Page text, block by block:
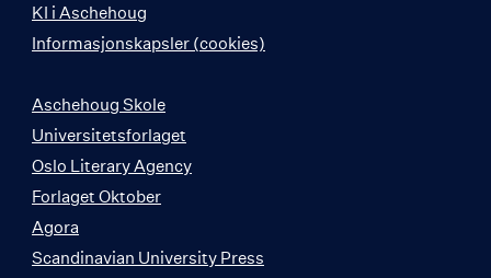
KI i Aschehoug
Informasjonskapsler (cookies)
Aschehoug Skole
Universitetsforlaget
Oslo Literary Agency
Forlaget Oktober
Agora
Scandinavian University Press